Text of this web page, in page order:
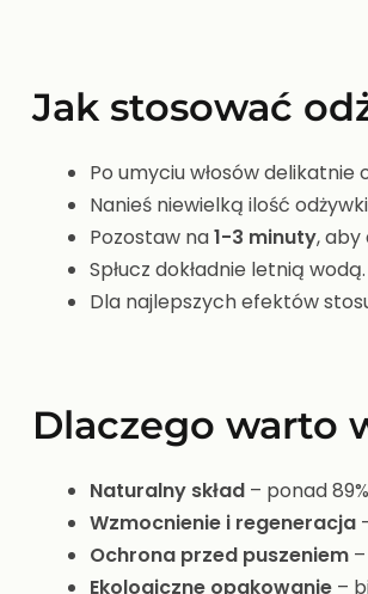
Jak stosować
Po umyciu włosów delikatnie
Nanieś niewielką ilość
Pozostaw na1-3 minuty, aby
Spłucz dokładnie letnią wodą.
Dla najlepszych efektów
Dlaczego warto
Naturalny skład – ponad
Wzmocnienie i regeneracja
Ochrona przed puszeniem
Ekologiczne opakowanie –